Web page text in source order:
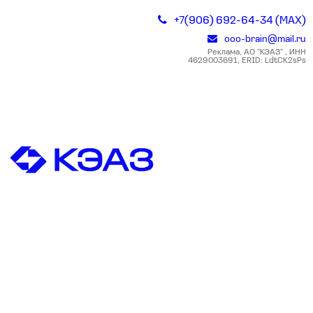
+7(906) 692-64-34 (MAX)
ooo-brain@mail.ru
Реклама, АО "КЭАЗ" , ИНН
4629003691, ERID: LdtCK2sPs